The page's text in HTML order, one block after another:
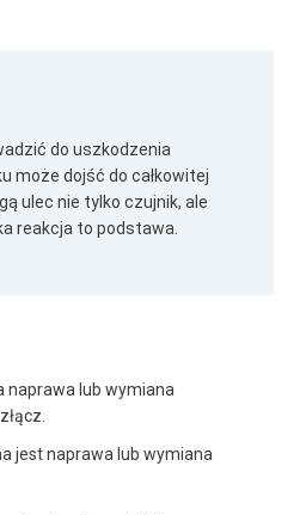
do uszkodzenia
może dojść do całkowitej
ulec nie tylko czujnik, ale
reakcja to podstawa.
naprawa lub wymiana
jest naprawa lub wymiana